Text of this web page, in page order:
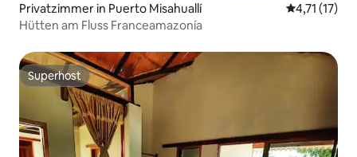
Privatzimmer in Puerto Misahuallí
4,71 (17)
Hütten am Fluss Franceamazonía
Superhost
Superhost